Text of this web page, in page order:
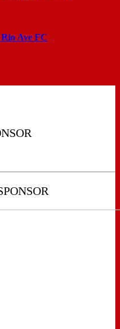
Ave FC